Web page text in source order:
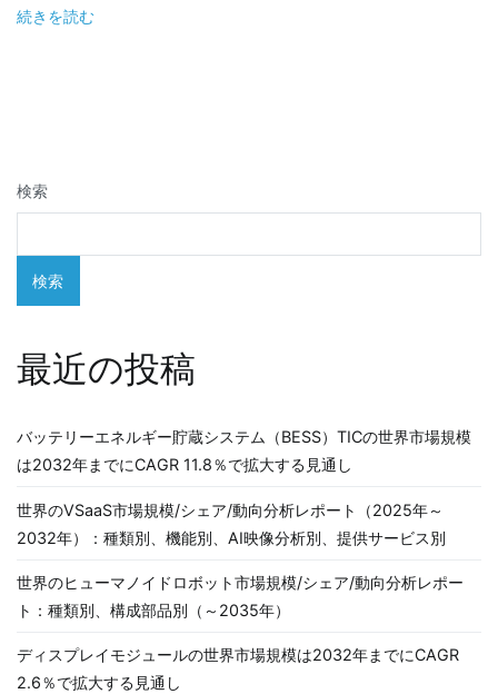
続きを読む
検索
検索
最近の投稿
バッテリーエネルギー貯蔵システム（BESS）TICの世界市場規模
は2032年までにCAGR 11.8％で拡大する見通し
世界のVSaaS市場規模/シェア/動向分析レポート（2025年～
2032年）：種類別、機能別、AI映像分析別、提供サービス別
世界のヒューマノイドロボット市場規模/シェア/動向分析レポー
ト：種類別、構成部品別（～2035年）
ディスプレイモジュールの世界市場規模は2032年までにCAGR
2.6％で拡大する見通し